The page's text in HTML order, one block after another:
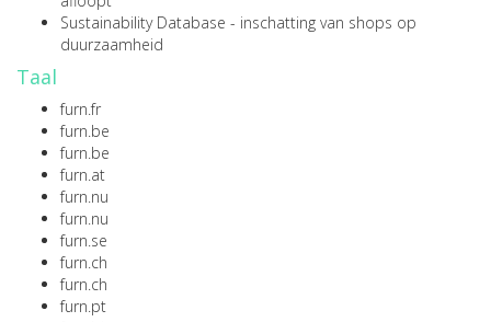
Sustainability Database - inschatting van shops op
duurzaamheid
Taal
furn.fr
furn.be
furn.be
furn.at
furn.nu
furn.nu
furn.se
furn.ch
furn.ch
furn.pt